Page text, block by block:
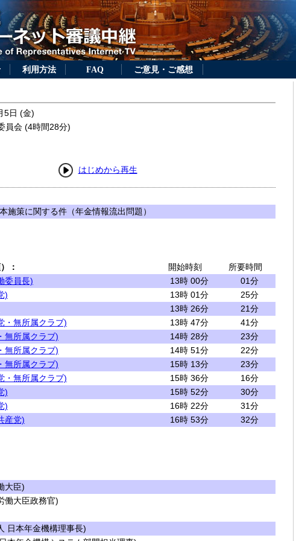
利用方法 FAQ ご意見・ご感想
5日 (金)
員会 (4時間28分)
はじめから再生
施策に関する件（年金情報流出問題）
： 開始時刻
所要時間
委員長)
13時 00分
01分
)
13時 01分
25分
13時 26分
21分
・無所属クラブ)
13時 47分
41分
無所属クラブ)
14時 28分
23分
無所属クラブ)
14時 51分
22分
無所属クラブ)
15時 13分
23分
・無所属クラブ)
15時 36分
16分
)
15時 52分
30分
)
16時 22分
31分
産党)
16時 53分 32分
大臣)
働大臣政務官)
日本年金機構理事長)